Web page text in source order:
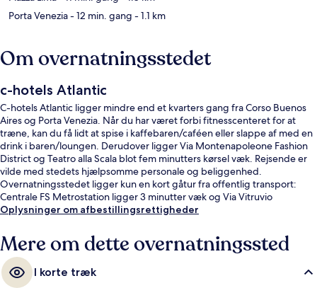
Porta Venezia- 12 min. gang - 1.1 km
Om overnatningsstedet
c-hotels Atlantic
C-hotels Atlantic ligger mindre end et kvarters gang fra Corso Buenos
Aires og Porta Venezia. Når du har været forbi fitnesscenteret for at
træne, kan du få lidt at spise i kaffebaren/caféen eller slappe af med en
drink i baren/loungen. Derudover ligger Via Montenapoleone Fashion
District og Teatro alla Scala blot fem minutters kørsel væk. Rejsende er
vilde med stedets hjælpsomme personale og beliggenhed.
Overnatningsstedet ligger kun en kort gåtur fra offentlig transport:
Centrale FS Metrostation ligger 3 minutter væk og Via Vitruvio
Sporvognsstation ligger 4 minutter derfra.
Oplysninger om afbestillingsrettigheder
Mere om dette overnatningssted
I korte træk